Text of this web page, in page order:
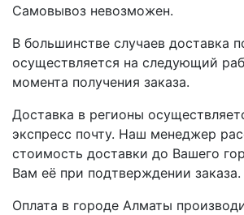
Самовывоз невозможен.
В большинстве случаев доставка
осуществляется на следующий
момента получения заказа.
Доставка в регионы
экспресс почту. Наш менеджер
стоимость доставки до Вашего
Вам её при подтверждении заказа.
Оплата в городе Алматы